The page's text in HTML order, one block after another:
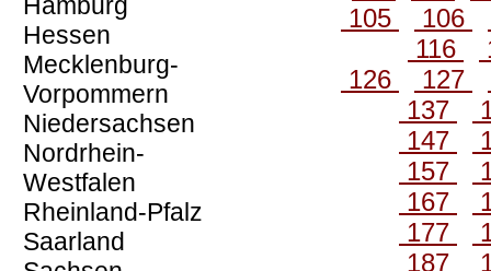
Hessen
Mecklenburg-
Vorpommern
Niedersachsen
Nordrhein-
Westfalen
Rheinland-Pfalz
Saarland
105
106
116
126
127
137
147
157
167
177
187